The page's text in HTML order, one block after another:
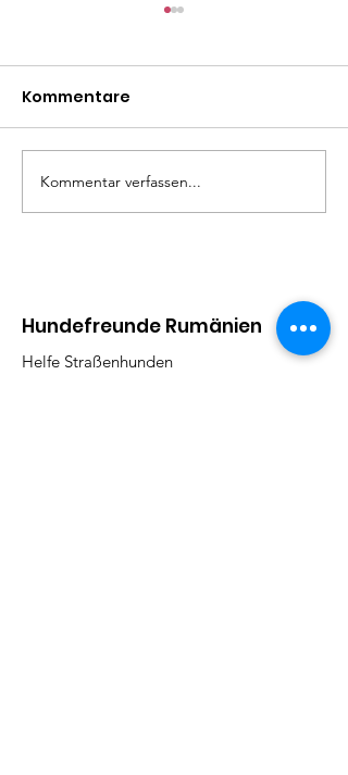
Kommentare
Kommentar verfassen...
Hundefreunde Rumänien
Helfe Straßenhunden